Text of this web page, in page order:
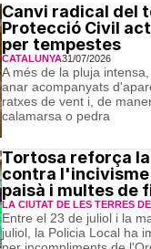
Canvi radical del
Protecció Civil
per tempestes
CATALUNYA31/07/2026
A més de la pluja
anar acompanyats
ratxes de vent i, de
calamarsa o pedra
Tortosa reforça
contra l'incivisme
paisà i multes de
LA CIUTAT DE LES TERRES
Entre el 23 de juliol i la
juliol, la Policia Local ha